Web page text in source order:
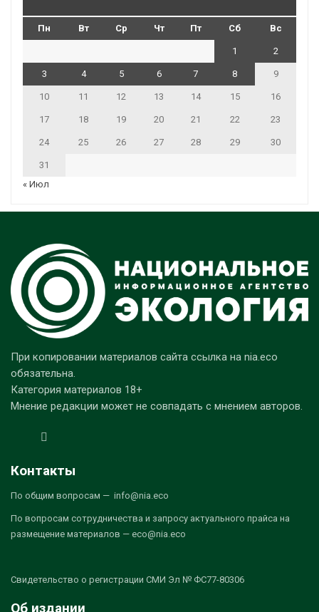
Пн Вт Ср Чт Пт Сб Вс
1 2
3 4 5 6 7 8 9
10 11 12 13 14 15 16
17 18 19 20 21 22 23
24 25 26 27 28 29 30
31
« Июл
При копировании материалов сайта ссылка на nia.eco
обязательна.
Категория материалов 18+
Мнение редакции может не совпадать с мнением авторов.
Контакты
По общим вопросам — info@nia.eco
По вопросам сотрудничества и запросу актуального прайса на
размещение материалов — eco@nia.eco
Свидетельство о регистрации СМИ Эл № ФС77-80306
Об издании